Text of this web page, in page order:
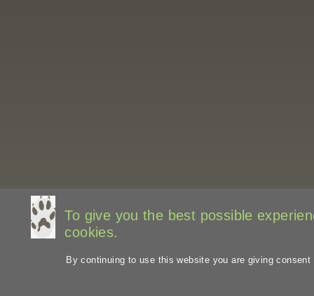
To give you the best possible
cookies.
By continuing to use this website you are giving